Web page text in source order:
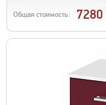
Общая стоимость: 7280